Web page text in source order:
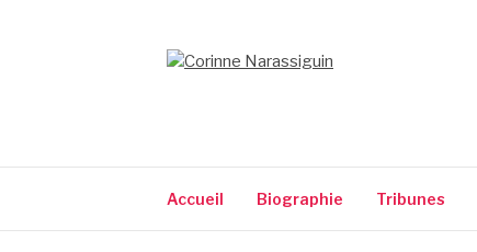
Accueil Biographie Tribunes